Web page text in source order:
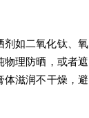
剂如二氧化钛、氧
物理防晒，或者遮
体滋润不干燥，避